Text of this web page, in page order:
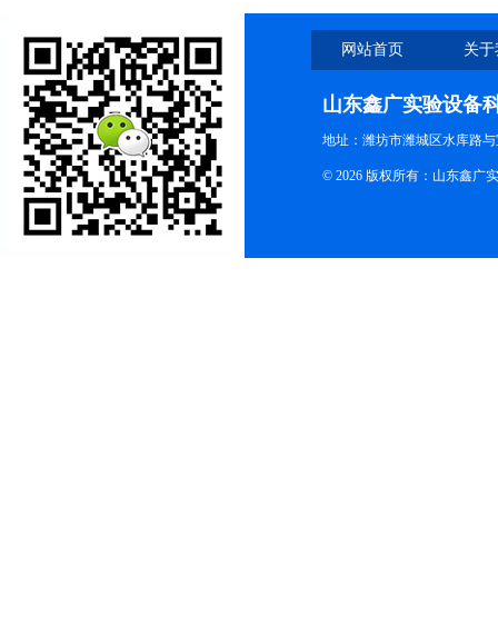
网站首页 关
山东鑫广实验设备
地址：潍坊市潍城区水库路
© 2026 版权所有：山东鑫广